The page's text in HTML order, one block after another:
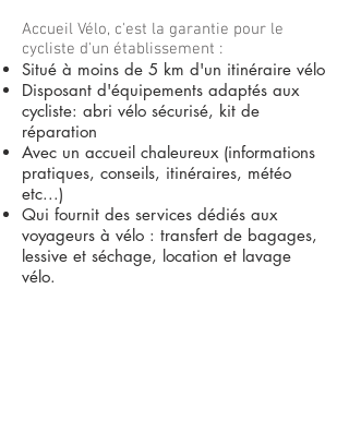
Accueil Vélo, c'est la garantie pour le
cycliste d'un établissement :
Situé à moins de 5 km d'un itinéraire vélo
Disposant d'équipements adaptés aux
cycliste: abri vélo sécurisé, kit de
réparation
Avec un accueil chaleureux (informations
pratiques, conseils, itinéraires, météo
etc...)
Qui fournit des services dédiés aux
voyageurs à vélo : transfert de bagages,
lessive et séchage, location et lavage
vélo.